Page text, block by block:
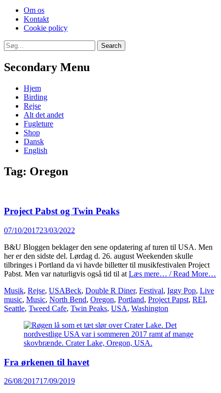
Skip
content
Om os
Kontakt
Cookie policy
Search
Search
for:
Secondary Menu
Skip
content
Hjem
Birding
Rejse
Alt det andet
Fugleture
Shop
Dansk
English
Tag: Oregon
Project Pabst og Twin Peaks
Posted
07/10/201723/03/2022
B&U Bloggen beklager den sene opdatering af turen til USA. Men
her er den sidste del. Lørdag d. 26. august Weekenden skulle
tilbringes i Portland da vi havde billetter til musikfestivalen Project
Pabst. Men var naturligvis også tid til at Læs mere… / Read More…
Categories
Musik, Rejse, USATags
Beck, Double R Diner, Festival, Iggy Pop, Live
music, Music, North Bend, Oregon, Portland, Project Papst, REI,
Seattle, Tweed Cafe, Twin Peaks, USA, Washington
Fra ørkenen til havet
Posted
26/08/201717/09/2019